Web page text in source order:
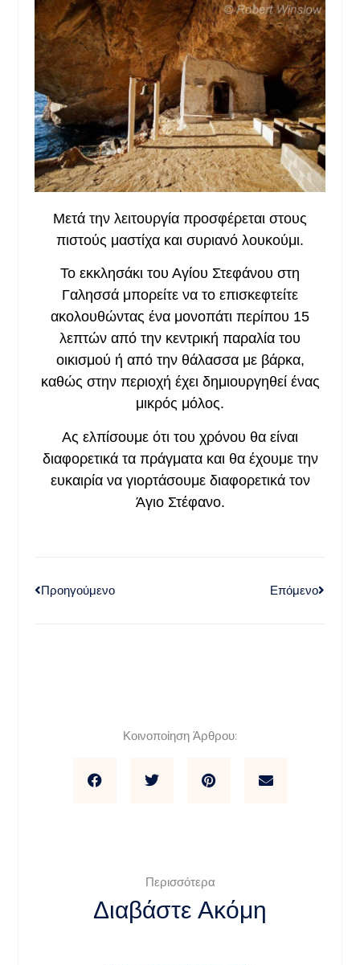
Μετά την λειτουργία προσφέρεται στους
πιστούς μαστίχα και συριανό λουκούμι.
Το εκκλησάκι του Αγίου Στεφάνου στη
Γαλησσά μπορείτε να το επισκεφτείτε
ακολουθώντας ένα μονοπάτι περίπου 15
λεπτών από την κεντρική παραλία του
οικισμού ή από την θάλασσα με βάρκα,
καθώς στην περιοχή έχει δημιουργηθεί ένας
μικρός μόλος.
Ας ελπίσουμε ότι του χρόνου θα είναι
διαφορετικά τα πράγματα και θα έχουμε την
ευκαιρία να γιορτάσουμε διαφορετικά τον
Άγιο Στέφανο.
Προηγούμενο Επόμενο
Κοινοποίηση Άρθρου:
Περισσότερα
Διαβάστε Ακόμη